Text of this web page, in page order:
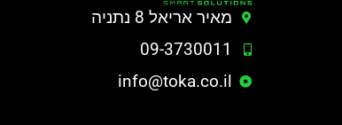
מאיר אריאל 8 נתניה
09-3730011
info@toka.co.il